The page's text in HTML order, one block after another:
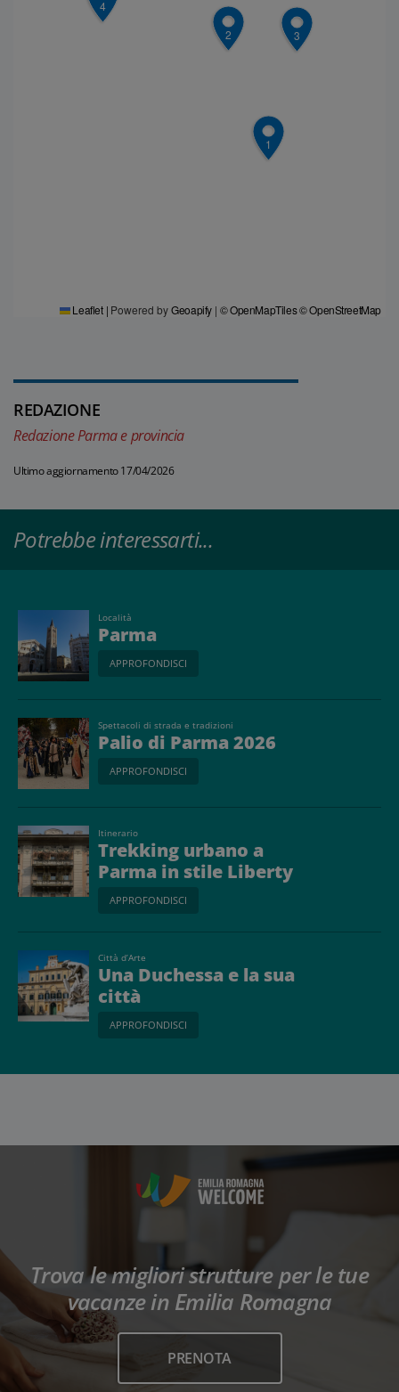
1
2 3
4
Leaflet | Powered byGeoapify| © OpenMapTiles© OpenStreetMap
REDAZIONE
Redazione Parma e provincia
Ultimo aggiornamento 17/04/2026
Potrebbe interessarti...
Località
Parma
APPROFONDISCI
Spettacoli di strada e tradizioni
Palio di Parma 2026
APPROFONDISCI
Itinerario
Trekking urbano a
Parma in stile Liberty
APPROFONDISCI
Città d’Arte
Una Duchessa e la sua
città
APPROFONDISCI
Trova le migliori strutture per le tue
vacanze in Emilia Romagna
PRENOTA